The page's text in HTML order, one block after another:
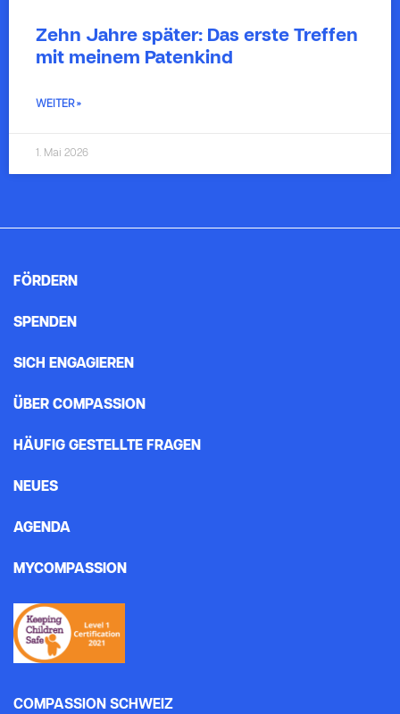
Zehn Jahre später: Das erste Treffen
mit meinem Patenkind
WEITER »
1. Mai 2026
FÖRDERN
SPENDEN
SICH ENGAGIEREN
ÜBER COMPASSION
HÄUFIG GESTELLTE FRAGEN
NEUES
AGENDA
MYCOMPASSION
COMPASSION SCHWEIZ